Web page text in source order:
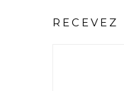
RECEVEZ